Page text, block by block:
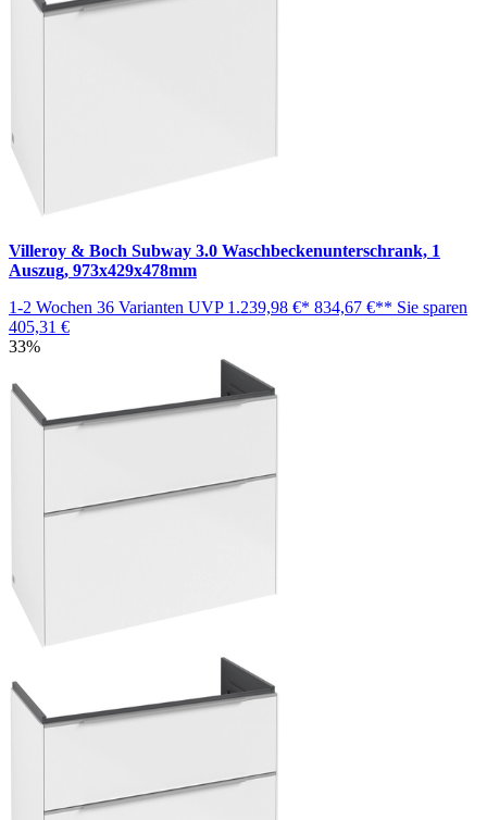
Villeroy & Boch Subway 3.0 Waschbeckenunterschrank, 1
Auszug, 973x429x478mm
1-2 Wochen 36 Varianten UVP 1.239,98 €* 834,67 €** Sie sparen
405,31 €
33%